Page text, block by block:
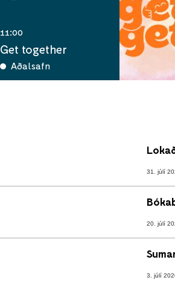
11:00
Get together
Aðalsafn
31. júlí
20. júlí
3. júlí